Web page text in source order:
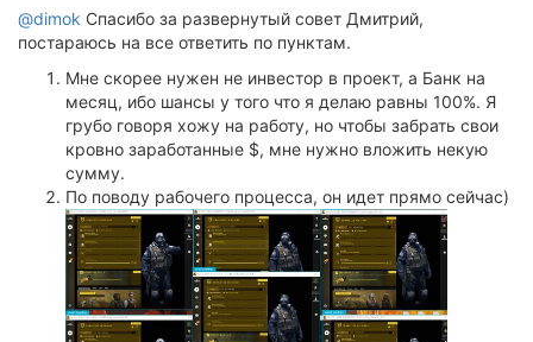
@dimok Спасибо за развернутый совет Дмитрий,
постараюсь на все ответить по пунктам.
Мне скорее нужен не инвестор в проект, а Банк на
месяц, ибо шансы у того что я делаю равны 100%. Я
грубо говоря хожу на работу, но чтобы забрать свои
кровно заработанные $, мне нужно вложить некую
сумму.
По поводу рабочего процесса, он идет прямо сейчас)